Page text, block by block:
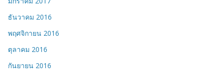
ธันวาคม 2016
พฤศจิกายน 2016
ตุลาคม 2016
กันยายน 2016